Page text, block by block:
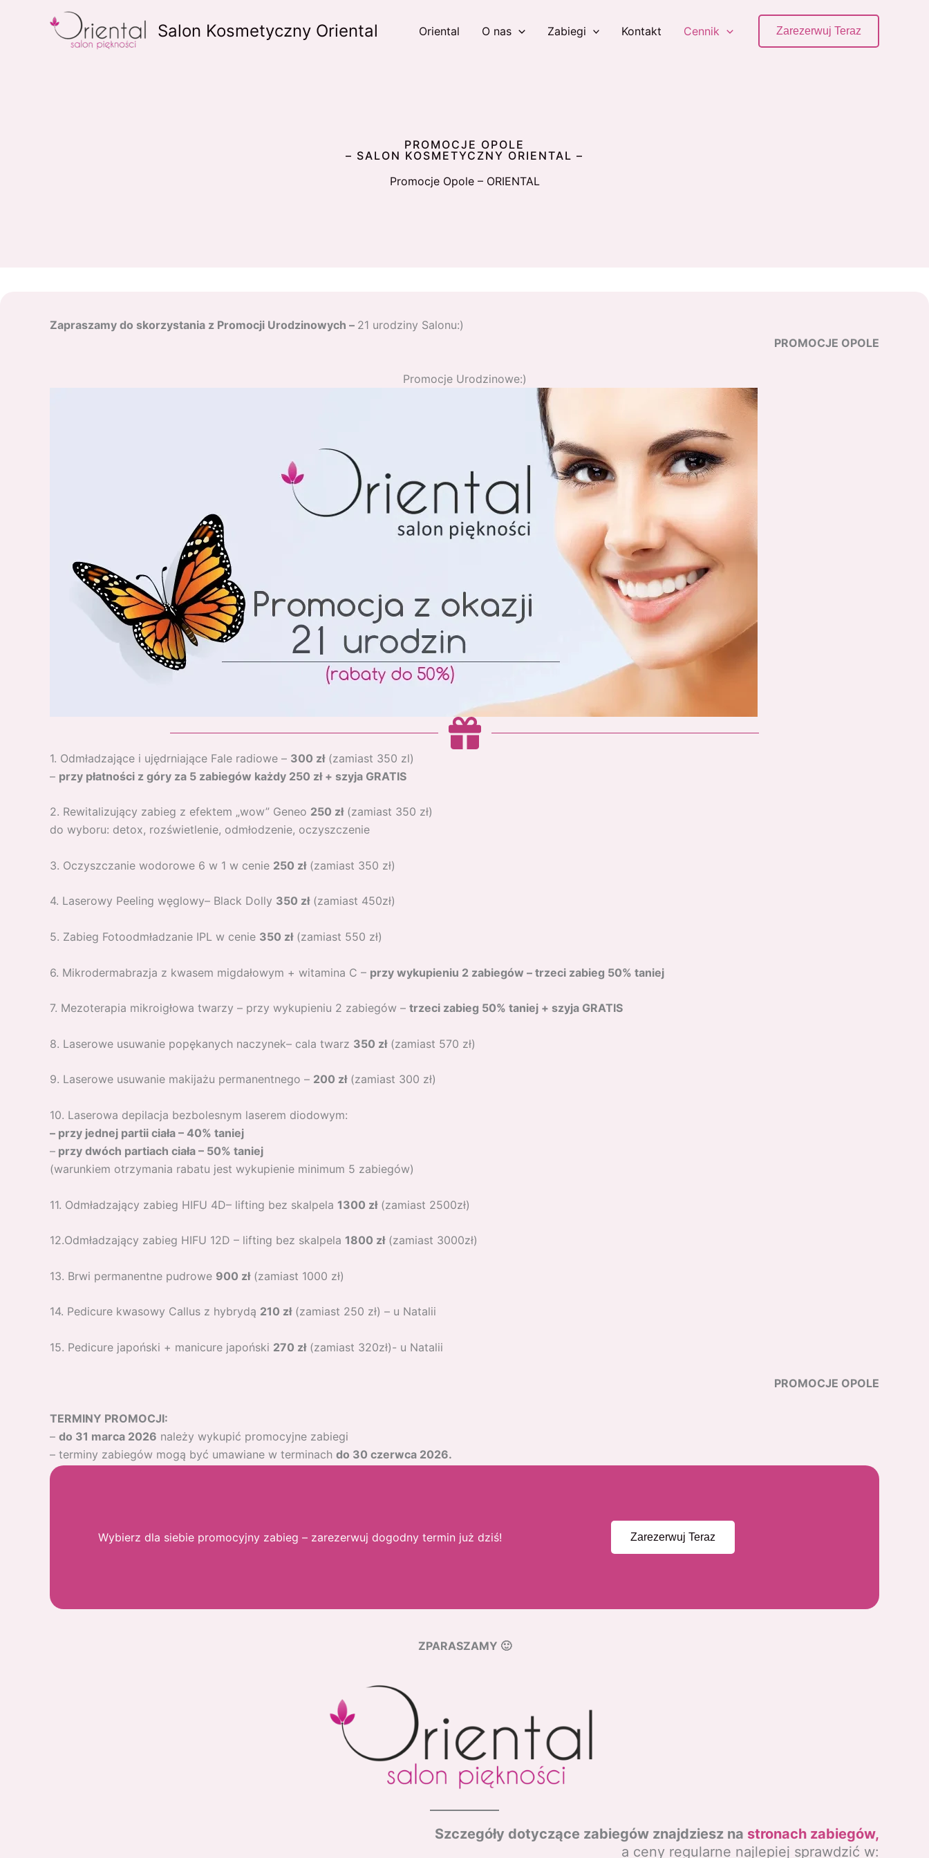
Salon Kosmetyczny Oriental Oriental O nas Zabiegi Kontakt Cennik Zarezerwuj Teraz
PROMOCJE OPOLE
– SALON KOSMETYCZNY ORIENTAL –
Promocje Opole – ORIENTAL
Zapraszamy do skorzystania z Promocji Urodzinowych – 21 urodziny Salonu:)
PROMOCJE OPOLE
Promocje Urodzinowe:)
1. Odmładzające i ujędrniające Fale radiowe – 300 zł(zamiast 350 zl)
– przy płatności z góry za 5 zabiegów każdy 250 zł + szyja GRATIS
2. Rewitalizujący zabieg z efektem „wow” Geneo 250 zł(zamiast 350 zł)
do wyboru: detox, rozświetlenie, odmłodzenie, oczyszczenie
3. Oczyszczanie wodorowe 6 w 1 w cenie 250 zł(zamiast 350 zł)
4. Laserowy Peeling węglowy– Black Dolly 350 zł(zamiast 450zł)
5. Zabieg Fotoodmładzanie IPL w cenie 350 zł(zamiast 550 zł)
6. Mikrodermabrazja z kwasem migdałowym + witamina C – przy wykupieniu 2 zabiegów – trzeci zabieg 50% taniej
7. Mezoterapia mikroigłowa twarzy – przy wykupieniu 2 zabiegów – trzeci zabieg 50% taniej + szyja GRATIS
8. Laserowe usuwanie popękanych naczynek– cala twarz 350 zł(zamiast 570 zł)
9. Laserowe usuwanie makijażu permanentnego – 200 zł(zamiast 300 zł)
10. Laserowa depilacja bezbolesnym laserem diodowym:
– przy jednej partii ciała – 40% taniej
– przy dwóch partiach ciała – 50% taniej
(warunkiem otrzymania rabatu jest wykupienie minimum 5 zabiegów)
11. Odmładzający zabieg HIFU 4D– lifting bez skalpela 1300 zł(zamiast 2500zł)
12.Odmładzający zabieg HIFU 12D – lifting bez skalpela 1800 zł(zamiast 3000zł)
13. Brwi permanentne pudrowe 900 zł(zamiast 1000 zł)
14. Pedicure kwasowy Callus z hybrydą 210 zł(zamiast 250 zł) – u Natalii
15. Pedicure japoński + manicure japoński 270 zł(zamiast 320zł)- u Natalii
PROMOCJE OPOLE
TERMINY PROMOCJI:
– do 31 marca 2026 należy wykupić promocyjne zabiegi
– terminy zabiegów mogą być umawiane w terminach do 30 czerwca 2026.
Wybierz dla siebie promocyjny zabieg – zarezerwuj dogodny termin już dziś! Zarezerwuj Teraz
ZPARASZAMY 🙂
Szczegóły dotyczące zabiegów znajdziesz na stronach zabiegów,
a ceny regularne najlepiej sprawdzić w: